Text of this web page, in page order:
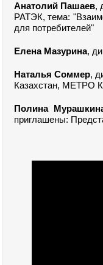
Анатолий Пашаев,
РАТЭК, тема:
для потребителей"
Елена Мазурина,
Наталья Соммер,
Казахстан, МЕТРО
Полина
приглашены: